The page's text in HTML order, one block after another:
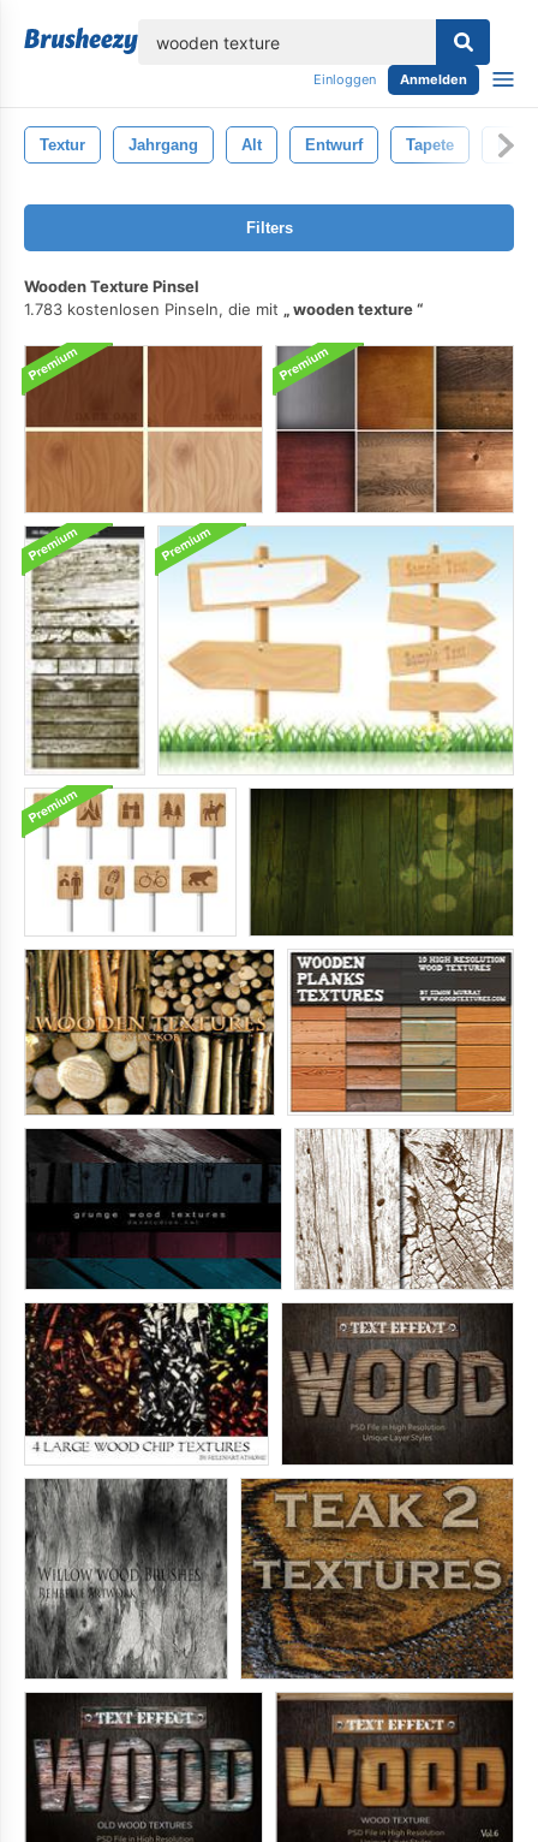
Einloggen Anmelden
Textur Jahrgang Alt Entwurf Tapete
Filters
Wooden Texture Pinsel
1.783 kostenlosen Pinseln, die mit
wooden texture